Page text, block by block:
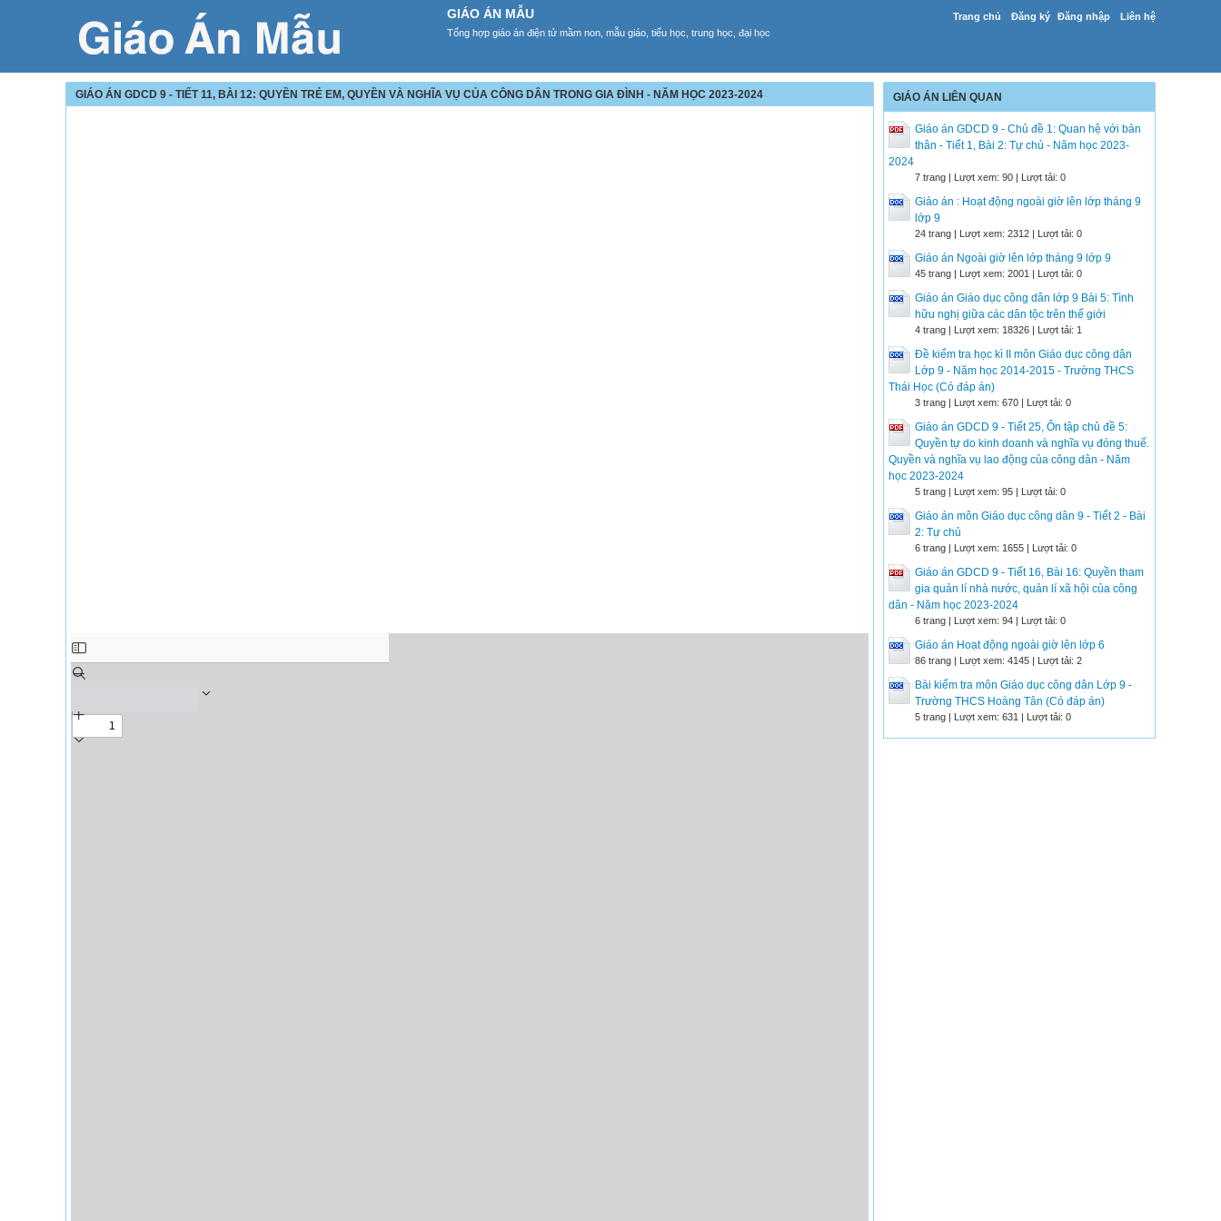
Trang chủ Đăng ký Đăng nhập Liên hệ
GIÁO ÁN MẪU
Tổng hợp giáo án điện tử mầm non, mẫu giáo, tiểu học, trung học, đại học
GIÁO ÁN GDCD 9 - TIẾT 11, BÀI 12: QUYỀN TRẺ EM, QUYỀN VÀ NGHĨA VỤ CỦA CÔNG DÂN TRONG GIA ĐÌNH - NĂM HỌC 2023-2024 GIÁO ÁN LIÊN QUAN
Giáo án GDCD 9 - Chủ đề 1: Quan hệ với bản
thân - Tiết 1, Bài 2: Tự chủ - Năm học 2023-
2024
7 trang | Lượt xem: 90 | Lượt tải: 0
Giáo án : Hoạt động ngoài giờ lên lớp tháng 9
lớp 9
24 trang | Lượt xem: 2312 | Lượt tải: 0
Giáo án Ngoài giờ lên lớp tháng 9 lớp 9
45 trang | Lượt xem: 2001 | Lượt tải: 0
Giáo án Giáo dục công dân lớp 9 Bài 5: Tình
hữu nghị giữa các dân tộc trên thế giới
4 trang | Lượt xem: 18326 | Lượt tải: 1
Đề kiểm tra học kì II môn Giáo dục công dân
Lớp 9 - Năm học 2014-2015 - Trường THCS
Thái Học (Có đáp án)
3 trang | Lượt xem: 670 | Lượt tải: 0
Giáo án GDCD 9 - Tiết 25, Ôn tập chủ đề 5:
Quyền tự do kinh doanh và nghĩa vụ đóng thuế.
Quyền và nghĩa vụ lao động của công dân - Năm
học 2023-2024
5 trang | Lượt xem: 95 | Lượt tải: 0
Giáo án môn Giáo dục công dân 9 - Tiết 2 - Bài
2: Tự chủ
6 trang | Lượt xem: 1655 | Lượt tải: 0
Giáo án GDCD 9 - Tiết 16, Bài 16: Quyền tham
gia quản lí nhà nước, quản lí xã hội của công
dân - Năm học 2023-2024
6 trang | Lượt xem: 94 | Lượt tải: 0
Giáo án Hoạt động ngoài giờ lên lớp 6
86 trang | Lượt xem: 4145 | Lượt tải: 2
Bài kiểm tra môn Giáo dục công dân Lớp 9 -
Trường THCS Hoàng Tân (Có đáp án)
5 trang | Lượt xem: 631 | Lượt tải: 0